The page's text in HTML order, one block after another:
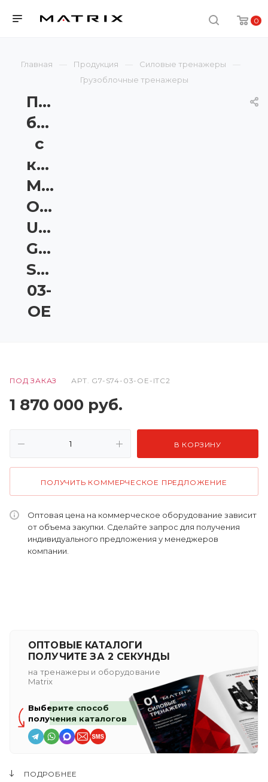
0
Главная Продукция
Силовые тренажеры
Грузоблочные тренажеры
Приведение
бедра
с
консолью
Matrix
Onyx
Ultra
G7-
S74-
03-
OE
ПОД ЗАКАЗ АРТ. G7-S74-03-OE-ITC2
1 870 000 руб.
В КОРЗИНУ
ПОЛУЧИТЬ КОММЕРЧЕСКОЕ ПРЕДЛОЖЕНИЕ
Оптовая цена на коммерческое оборудование зависит
от объема закупки. Сделайте запрос для получения
индивидуального предложения у менеджеров
компании.
ОПТОВЫЕ КАТАЛОГИ
ПОЛУЧИТЕ ЗА 2 СЕКУНДЫ
на тренажеры и оборудование
Matrix
Выберите способ
получения каталогов
ПОДРОБНЕЕ